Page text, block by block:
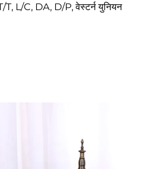
T, L/C, DA, D/P, वेस्टर्न युनियन